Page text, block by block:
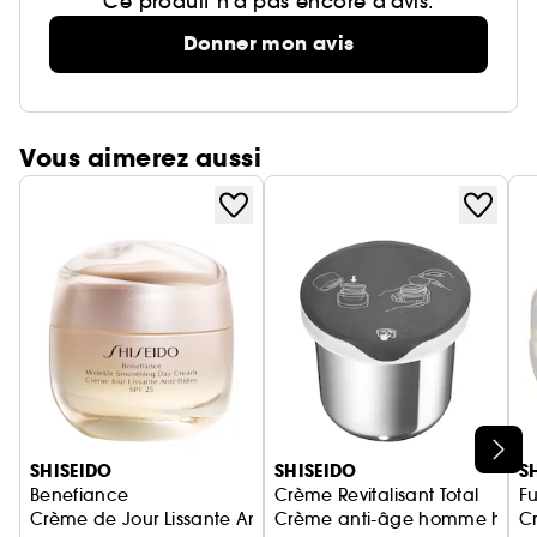
Donner mon avis
Vous aimerez aussi
Ignorer le carrousel produits
SHISEIDO
Benefiance
Crème de Jour Lissante Anti-Rides SPF25
SHISEIDO
Crème Revitalisant Total
Crème anti-âge homme